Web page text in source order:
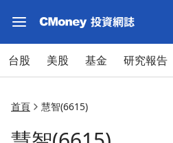
台股 美股 基金 研究報告
首頁 慧智(6615)